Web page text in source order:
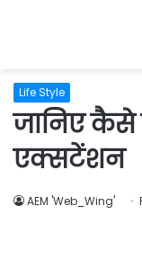
Life Style
जानिए कैसे
एक्सटेंशन
AEM 'Web_Wing'